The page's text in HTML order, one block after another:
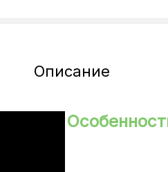
Описание